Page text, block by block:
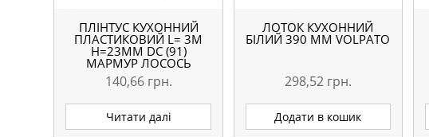
ПЛІНТУС КУХОННИЙ
ПЛАСТИКОВИЙ L= 3М
H=23ММ DC (91)
МАРМУР ЛОСОСЬ
140,66 грн.
Читати далі
ЛОТОК КУХОННИЙ
БІЛИЙ 390 ММ VOLPATO
298,52 грн.
Додати в кошик